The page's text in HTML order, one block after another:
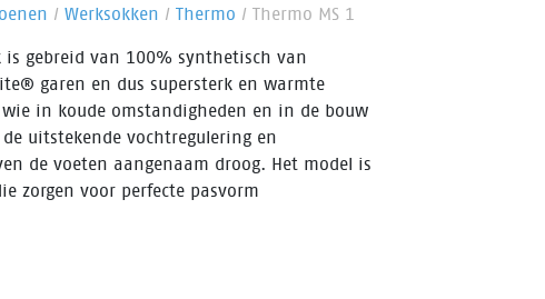
/ Werksokken / Thermo / Thermo MS 1
is gebreid van 100% synthetisch van
garen en dus supersterk en warmte
in koude omstandigheden en in de bouw
uitstekende vochtregulering en
de voeten aangenaam droog. Het model is
zorgen voor perfecte pasvorm